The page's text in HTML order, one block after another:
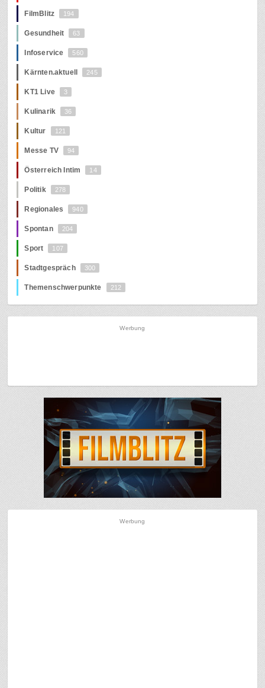
FilmBlitz 194
Gesundheit 63
Infoservice 560
Kärnten.aktuell 245
KT1 Live 3
Kulinarik 36
Kultur 121
Messe TV 94
Österreich Intim 14
Politik 278
Regionales 940
Spontan 204
Sport 107
Stadtgespräch 300
Themenschwerpunkte 212
Werbung
Werbung